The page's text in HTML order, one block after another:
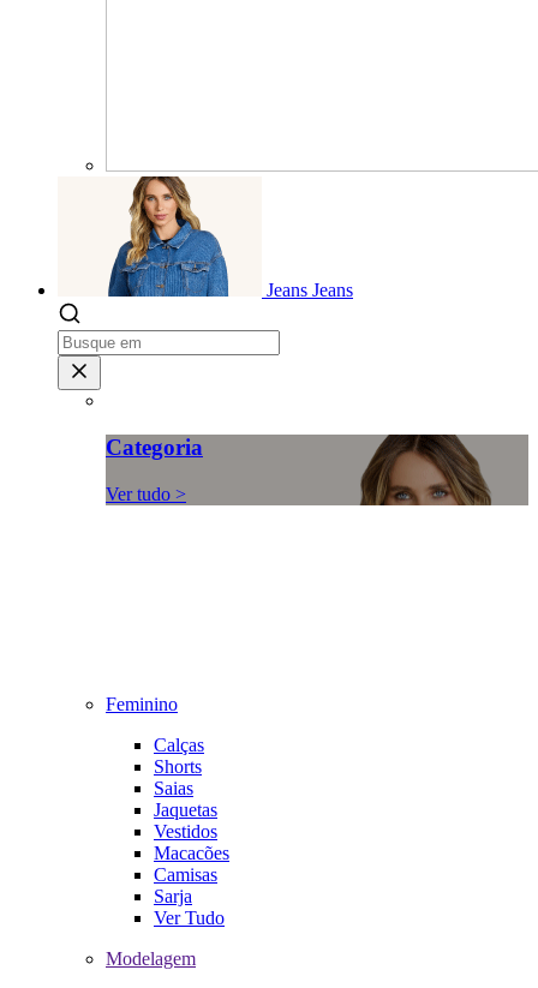
Jeans Jeans
Categoria
Ver tudo >
Feminino
Calças
Shorts
Saias
Jaquetas
Vestidos
Macacões
Camisas
Sarja
Ver Tudo
Modelagem